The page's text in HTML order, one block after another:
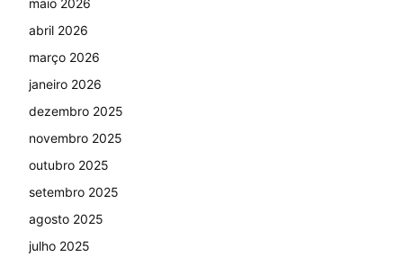
abril 2026
março 2026
janeiro 2026
dezembro 2025
novembro 2025
outubro 2025
setembro 2025
agosto 2025
julho 2025